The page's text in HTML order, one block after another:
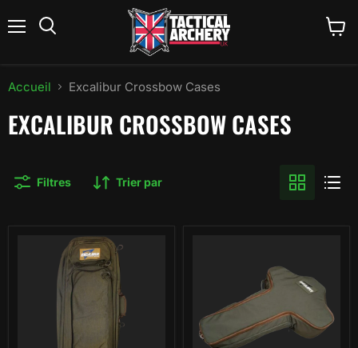
Accueil Excalibur Crossbow Cases
EXCALIBUR CROSSBOW CASES
Filtres Trier par
arbalète
Excalibur
Micro
et
Assassin